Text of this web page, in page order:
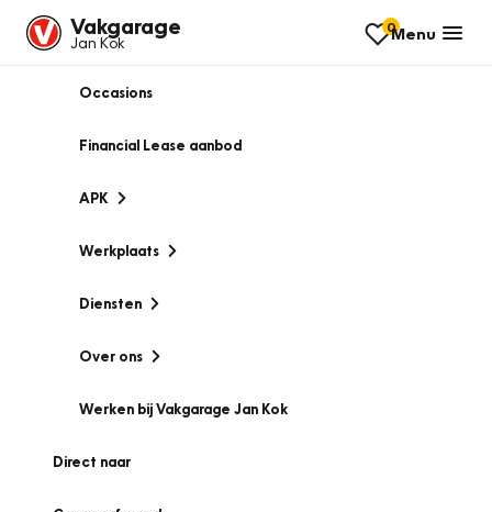
Vakgarage
Jan Kok
0Menu
Occasions
Financial Lease aanbod
APK
Werkplaats
Diensten
Over ons
Werken bij Vakgarage Jan Kok
Direct naar